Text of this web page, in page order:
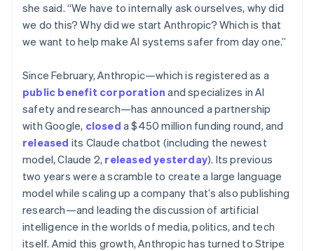
Stripe Sessions 2026
ดูว่า Stripe กำลังสร้างโครงสร้างพื้นฐานระบบเศรษฐกิจสำหรับ
AI อย่างไร
she said. “We have to internally ask ourselves, why did
we do this? Why did we start Anthropic? Which is that
we want to help make AI systems safer from day one.”
Since February, Anthropic—which is registered as a
public benefit corporation and specializes in AI
safety and research—has announced a partnership
with Google, closed a $450 million funding round, and
released its Claude chatbot (including the newest
model, Claude 2, released yesterday). Its previous
two years were a scramble to create a large language
model while scaling up a company that’s also publishing
research—and leading the discussion of artificial
intelligence in the worlds of media, politics, and tech
itself. Amid this growth, Anthropic has turned to Stripe